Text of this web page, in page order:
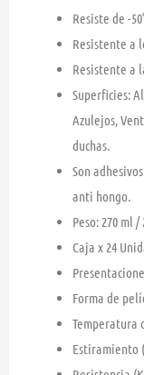
Resiste de -
Resistente a
Resistente a
Superficies:
Azulejos,
duchas.
Son
anti hongo.
Peso: 270 ml
Caja x 24
Forma de
Temperatura
Estiramiento